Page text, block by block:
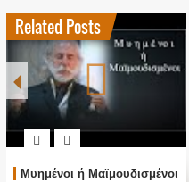
Related Posts
Μυημένοι ή Μαϊμουδισμένοι